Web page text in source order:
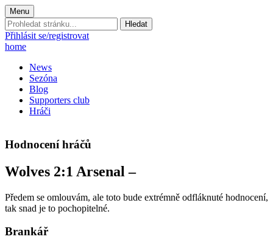
Menu
Prohledat
stránku:
Přihlásit se/registrovat
home
News
Sezóna
Blog
Supporters club
Hráči
Hodnocení hráčů
Wolves 2:1 Arsenal –
Předem se omlouvám, ale toto bude extrémně odfláknuté hodnocení,
tak snad je to pochopitelné.
Brankář